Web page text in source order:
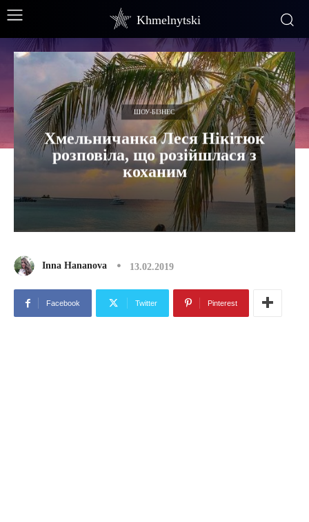
Khmelnytski
ШОУ-БІЗНЕС
Хмельничанка Леся Нікітюк
розповіла, що розійшлася з
коханим
Inna Hananova 13.02.2019
Facebook Twitter Pinterest